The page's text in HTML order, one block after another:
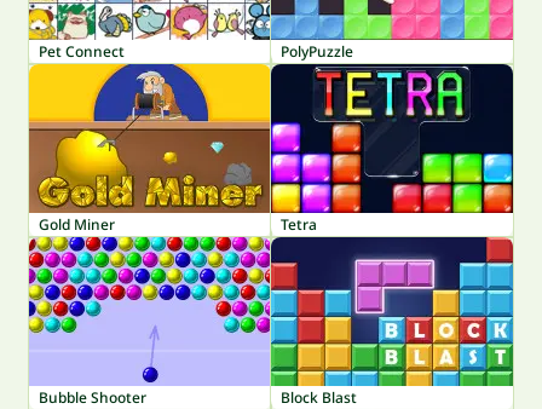
Pet Connect PolyPuzzle
Gold Miner Tetra
Bubble Shooter Block Blast